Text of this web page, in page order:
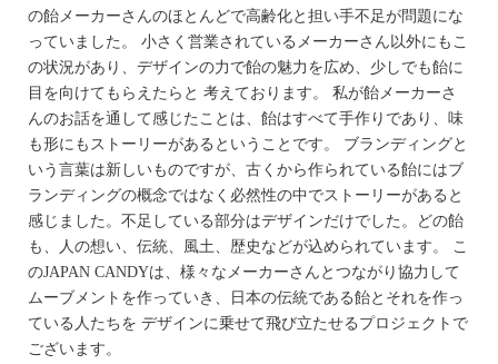
の飴メーカーさんのほとんどで高齢化と担い手不足が問題にな
っていました。 小さく営業されているメーカーさん以外にもこ
の状況があり、デザインの力で飴の魅力を広め、少しでも飴に
目を向けてもらえたらと 考えております。 私が飴メーカーさ
んのお話を通して感じたことは、飴はすべて手作りであり、味
も形にもストーリーがあるということです。 ブランディングと
いう言葉は新しいものですが、古くから作られている飴にはブ
ランディングの概念ではなく必然性の中でストーリーがあると
感じました。不足している部分はデザインだけでした。どの飴
も、人の想い、伝統、風土、歴史などが込められています。 こ
のJAPAN CANDYは、様々なメーカーさんとつながり協力して
ムーブメントを作っていき、日本の伝統である飴とそれを作っ
ている人たちを デザインに乗せて飛び立たせるプロジェクトで
ございます。